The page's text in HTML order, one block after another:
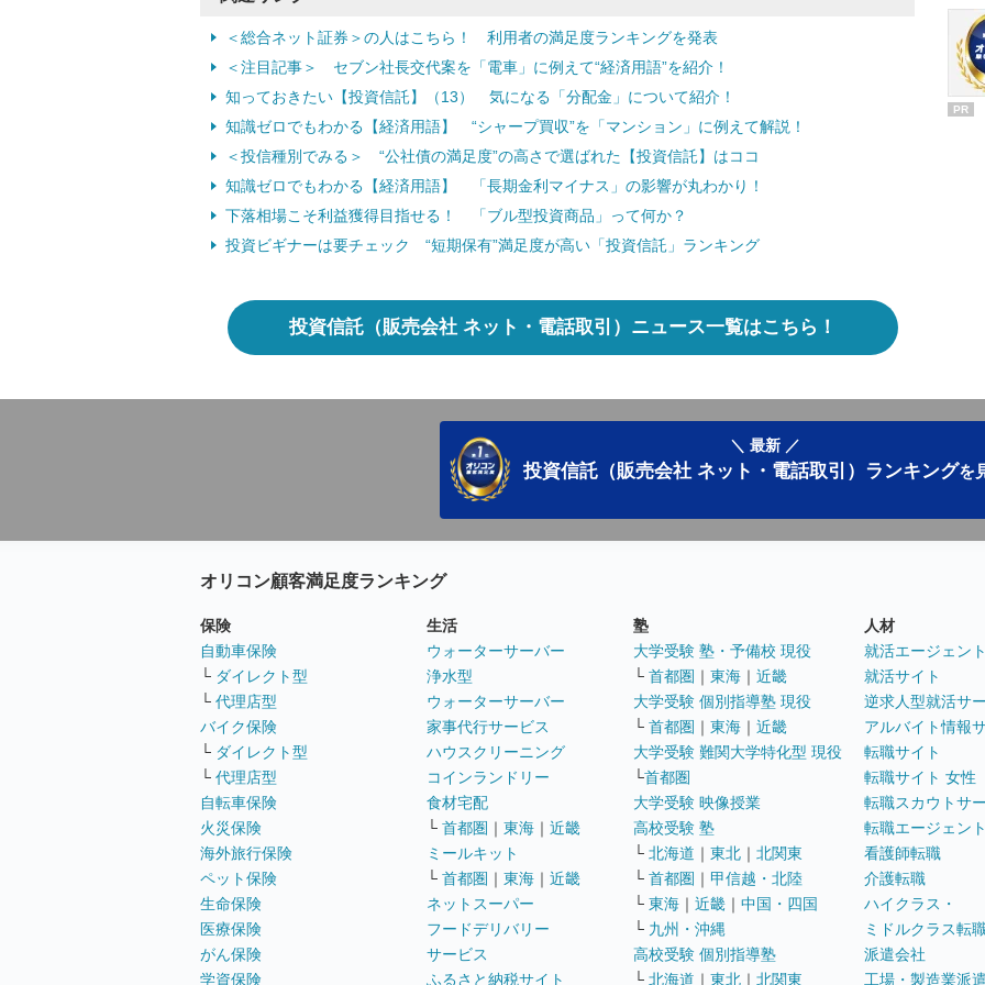
＜総合ネット証券＞の人はこちら！ 利用者の満足度ランキングを発表
＜注目記事＞ セブン社長交代案を「電車」に例えて“経済用語”を紹介！
知っておきたい【投資信託】（13） 気になる「分配金」について紹介！
知識ゼロでもわかる【経済用語】 “シャープ買収”を「マンション」に例えて解説！
＜投信種別でみる＞ “公社債の満足度”の高さで選ばれた【投資信託】はココ
知識ゼロでもわかる【経済用語】 「長期金利マイナス」の影響が丸わかり！
下落相場こそ利益獲得目指せる！ 「ブル型投資商品」って何か？
投資ビギナーは要チェック “短期保有”満足度が高い「投資信託」ランキング
投資信託（販売会社 ネット・電話取引）ニュース一覧はこちら！
PR
＼ 最新 ／
投資信託（販売会社 ネット・電話取引）ランキングを
オリコン顧客満足度ランキング
保険
自動車保険
└ ダイレクト型
└ 代理店型
バイク保険
└ ダイレクト型
└ 代理店型
自転車保険
火災保険
海外旅行保険
ペット保険
生命保険
医療保険
がん保険
学資保険
生活
ウォーターサーバー
浄水型
ウォーターサーバー
家事代行サービス
ハウスクリーニング
コインランドリー
食材宅配
└ 首都圏 ｜ 東海 ｜ 近畿
ミールキット
└ 首都圏 ｜ 東海 ｜ 近畿
ネットスーパー
フードデリバリー
サービス
ふるさと納税サイト
塾
大学受験 塾・予備校 現役
└ 首都圏 ｜ 東海 ｜ 近畿
大学受験 個別指導塾 現役
└ 首都圏 ｜ 東海 ｜ 近畿
大学受験 難関大学特化型 現役
└首都圏
大学受験 映像授業
高校受験 塾
└ 北海道 ｜ 東北 ｜ 北関東
└ 首都圏 ｜ 甲信越・北陸
└ 東海 ｜ 近畿 ｜ 中国・四国
└ 九州・沖縄
高校受験 個別指導塾
└ 北海道 ｜ 東北 ｜ 北関東
人材
就活エージェン
就活サイト
逆求人型就活サ
アルバイト情報
転職サイト
転職サイト 女性
転職スカウトサ
転職エージェン
看護師転職
介護転職
ハイクラス・
ミドルクラス転
派遣会社
工場・製造業派